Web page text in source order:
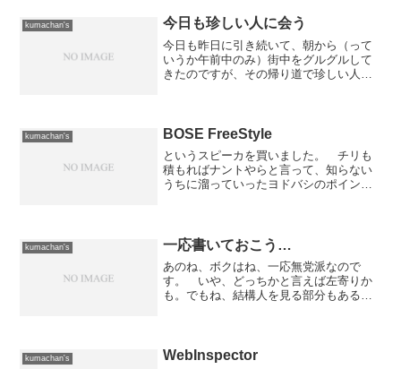
kumachan's 今日も珍しい人に会う
今日も昨日に引き続いて、朝から（って
いうか午前中のみ）街中をグルグルして
きたのですが、その帰り道で珍しい人に
ムが汎用機で動いていたの...
kumachan's BOSE FreeStyle
というスピーカを買いました。 チリも
積もればナントやらと言って、知らない
うちに溜っていったヨドバシのポイント
が、申し込み時の予定通り...
kumachan's 一応書いておこう…
あのね、ボクはね、一応無党派なので
す。 いや、どっちかと言えば左寄りか
も。でもね、結構人を見る部分もあるの
じました。前々回は「桂氏」...
kumachan's WebInspector